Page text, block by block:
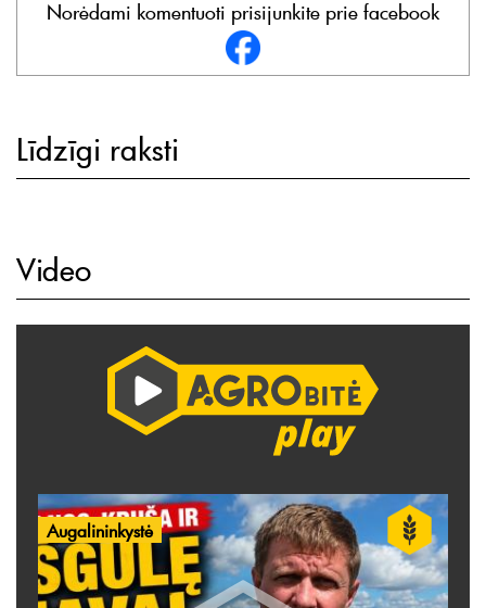
Norėdami komentuoti prisijunkite prie facebook
Līdzīgi raksti
Video
Augalininkystė